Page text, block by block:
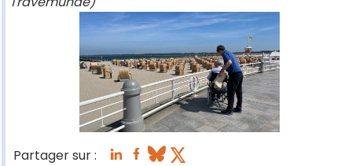
Partager sur :